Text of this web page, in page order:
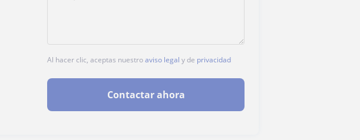
Al hacer clic, aceptas nuestroaviso legal y de privacidad
Contactar ahora